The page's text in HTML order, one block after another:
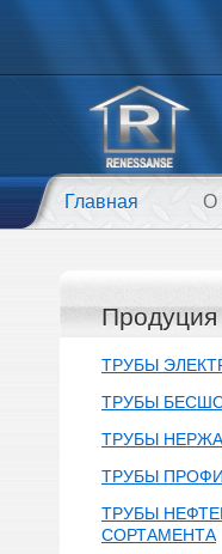
Главная О
Продуция
ТРУБЫ
ТРУБЫ
ТРУБЫ
ТРУБЫ
ТРУБЫ
СОРТАМЕНТА